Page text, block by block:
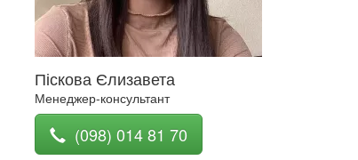
Піскова Єлизавета
Менеджер-консультант
(098) 014 81 70